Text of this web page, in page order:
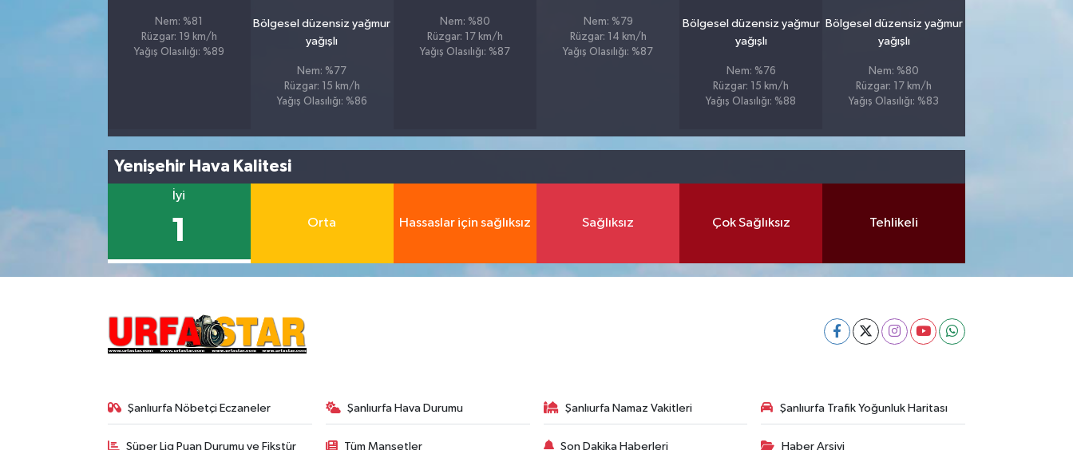
Nem: %81
Rüzgar: 19 km/h
Yağış Olasılığı: %89
Bölgesel düzensiz yağmur
yağışlı
Nem: %77
Rüzgar: 15 km/h
Yağış Olasılığı: %86
Nem: %80
Rüzgar: 17 km/h
Yağış Olasılığı: %87
Nem: %79
Rüzgar: 14 km/h
Yağış Olasılığı: %87
Bölgesel düzensiz yağmur
yağışlı
Nem: %76
Rüzgar: 15 km/h
Yağış Olasılığı: %88
Bölgesel düzensiz yağmur
yağışlı
Nem: %80
Rüzgar: 17 km/h
Yağış Olasılığı: %83
Yenişehir Hava Kalitesi
İyi
1 Orta Hassaslar için sağlıksız Sağlıksız Çok Sağlıksız Tehlikeli
Şanlıurfa Nöbetçi Eczaneler Şanlıurfa Hava Durumu Şanlıurfa Namaz Vakitleri Şanlıurfa Trafik Yoğunluk Haritası
Süper Lig Puan Durumu ve Fikstür Tüm Manşetler Son Dakika Haberleri Haber Arşivi